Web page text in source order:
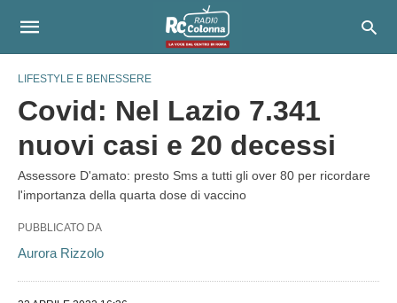
LIFESTYLE E BENESSERE
Covid: Nel Lazio 7.341
nuovi casi e 20 decessi
Assessore D'amato: presto Sms a tutti gli over 80 per ricordare
l'importanza della quarta dose di vaccino
PUBBLICATO DA
Aurora Rizzolo